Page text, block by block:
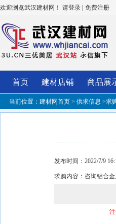
欢迎浏览武汉建材网！ 请登录 | 免费注册
首页 建材店铺 商品展
当前位置： 建材网首页 > 供求信息 >求
发布时间：2022/7/9
求购内容：咨询铝合金